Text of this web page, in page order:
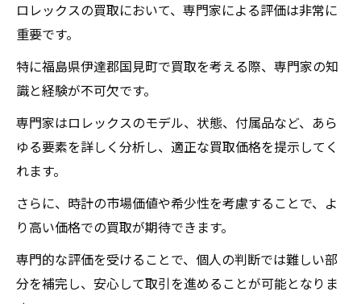
ロレックスの買取において、専門家による評価は非常に
重要です。
特に福島県伊達郡国見町で買取を考える際、専門家の知
識と経験が不可欠です。
専門家はロレックスのモデル、状態、付属品など、あら
ゆる要素を詳しく分析し、適正な買取価格を提示してく
れます。
さらに、時計の市場価値や希少性を考慮することで、よ
り高い価格での買取が期待できます。
専門的な評価を受けることで、個人の判断では難しい部
分を補完し、安心して取引を進めることが可能となりま